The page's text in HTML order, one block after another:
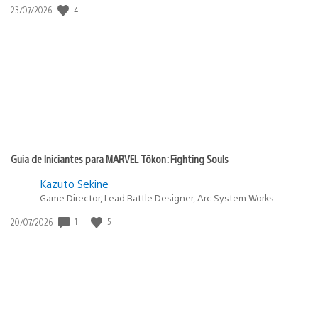
Data
23/07/2026 4
Guia de Iniciantes para MARVEL Tōkon: Fighting Souls
Kazuto Sekine
Game Director, Lead Battle Designer, Arc System Works
Data
20/07/2026 1 5